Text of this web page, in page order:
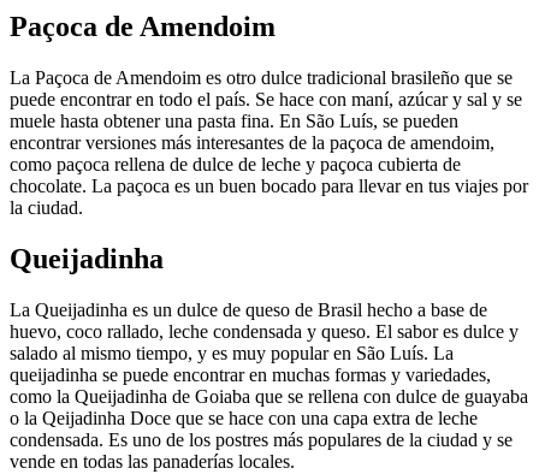
Paçoca de Amendoim
La Paçoca de Amendoim es otro dulce tradicional brasileño que se
puede encontrar en todo el país. Se hace con maní, azúcar y sal y se
muele hasta obtener una pasta fina. En São Luís, se pueden
encontrar versiones más interesantes de la paçoca de amendoim,
como paçoca rellena de dulce de leche y paçoca cubierta de
chocolate. La paçoca es un buen bocado para llevar en tus viajes por
la ciudad.
Queijadinha
La Queijadinha es un dulce de queso de Brasil hecho a base de
huevo, coco rallado, leche condensada y queso. El sabor es dulce y
salado al mismo tiempo, y es muy popular en São Luís. La
queijadinha se puede encontrar en muchas formas y variedades,
como la Queijadinha de Goiaba que se rellena con dulce de guayaba
o la Qeijadinha Doce que se hace con una capa extra de leche
condensada. Es uno de los postres más populares de la ciudad y se
vende en todas las panaderías locales.